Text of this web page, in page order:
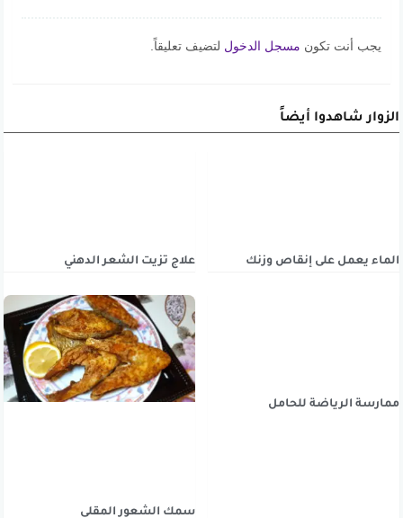
يجب أنت تكون مسجل الدخول لتضيف تعليقاً.
الزوار شاهدوا أيضاً
الماء يعمل على إنقاص وزنك علاج تزيت الشعر الدهني
ممارسة الرياضة للحامل
سمك الشعور المقلي